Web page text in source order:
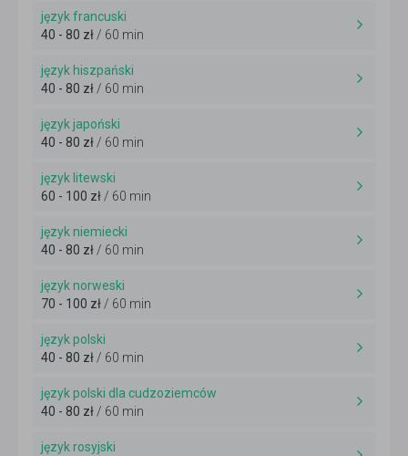
język francuski
40 - 80 zł/ 60 min
język hiszpański
40 - 80 zł/ 60 min
język japoński
40 - 80 zł/ 60 min
język litewski
60 - 100 zł/ 60 min
język niemiecki
40 - 80 zł/ 60 min
język norweski
70 - 100 zł/ 60 min
język polski
40 - 80 zł/ 60 min
język polski dla cudzoziemców
40 - 80 zł/ 60 min
język rosyjski